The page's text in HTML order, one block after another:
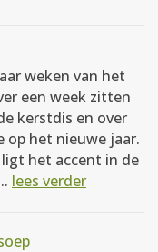
weken van het
een week zitten
kerstdis en over
op het nieuwe jaar.
het accent in de
lees verder